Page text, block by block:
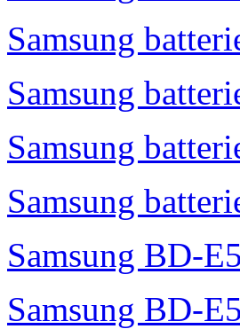
Samsung
Samsung
Samsung
Samsung
Samsung BD-
Samsung BD-